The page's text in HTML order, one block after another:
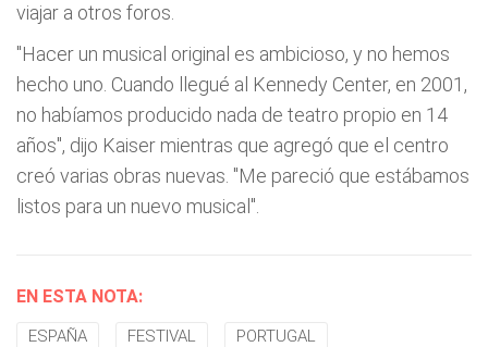
viajar a otros foros.
"Hacer un musical original es ambicioso, y no hemos
hecho uno. Cuando llegué al Kennedy Center, en 2001,
no habíamos producido nada de teatro propio en 14
años", dijo Kaiser mientras que agregó que el centro
creó varias obras nuevas. "Me pareció que estábamos
listos para un nuevo musical".
EN ESTA NOTA:
ESPAÑA FESTIVAL PORTUGAL